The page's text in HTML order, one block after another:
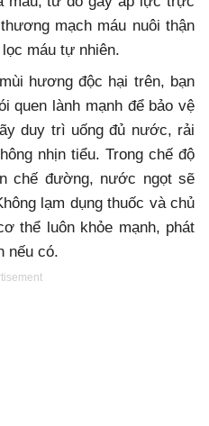
mạch máu nuôi thận
máu tự nhiên.
hương độc hại trên, bạn
quen lành mạnh để bảo vệ
duy trì uống đủ nước, rải
nhịn tiểu. Trong chế độ
chế đường, nước ngọt sẽ
lạm dụng thuốc và chủ
thể luôn khỏe mạnh, phát
nếu có.